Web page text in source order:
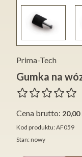
Prima-Tech
Gumka na
Cena brutto: 20,00
Kod produktu: AF059
Stan: nowy